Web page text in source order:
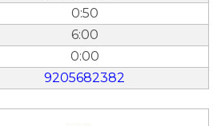
0:50
6:00
0:00
9205682382